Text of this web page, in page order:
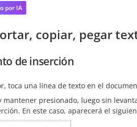
por IA
copiar, pegar
de inserción
toca una línea de texto en el
mantener presionado, luego sin
En este caso, aparecerá el